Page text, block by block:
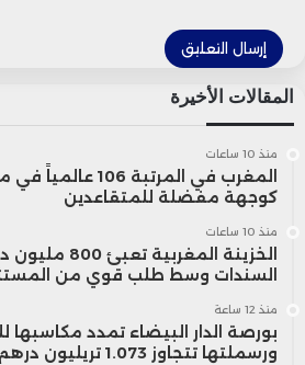
المقالات الأخيرة
منذ 10 ساعات
كوجهة مفضلة للمتقاعدين
منذ 10 ساعات
الخزينة
السندات وسط طلب قوي من
منذ 12 ساعة
بورصة الدار البيضاء تمدد مكاسبها
ورسملتها تتجاوز 1.073 تريليون درهم